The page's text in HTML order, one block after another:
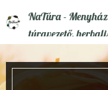
NaTúra -
túravezető,